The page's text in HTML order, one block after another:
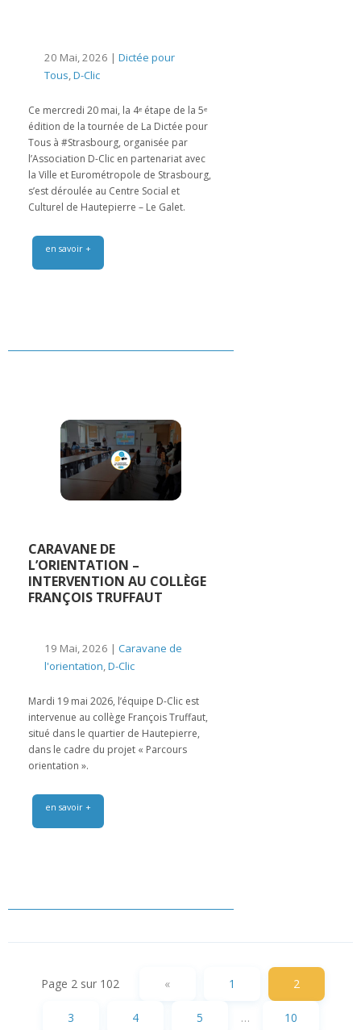
20 Mai, 2026 | Dictée pour
Tous D-Clic
Ce mercredi 20 mai, la 4ᵉ étape de la 5ᵉ
édition de la tournée de La Dictée pour
Tous à #Strasbourg, organisée par
l’Association D-Clic en partenariat avec
la Ville et Eurométropole de Strasbourg,
s’est déroulée au Centre Social et
Culturel de Hautepierre – Le Galet.
en savoir +
CARAVANE DE
L’ORIENTATION –
INTERVENTION AU COLLÈGE
FRANÇOIS TRUFFAUT
19 Mai, 2026 | Caravane de
l'orientation,D-Clic
Mardi 19 mai 2026, l’équipe D-Clic est
intervenue au collège François Truffaut,
situé dans le quartier de Hautepierre,
dans le cadre du projet « Parcours
orientation ».
en savoir +
Page 2 sur 102 « 1 2
3 4 5 … 10